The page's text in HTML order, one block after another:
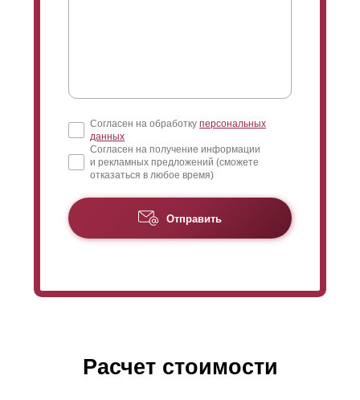
Согласен на обработку персональных
данных
Согласен на получение информации
и рекламных предложений (сможете
отказаться в любое время)
Отправить
Расчет стоимости